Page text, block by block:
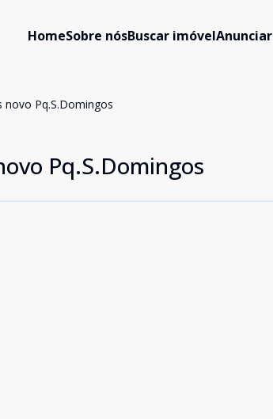
HomeSobre nósBuscar imóvel
Pq.S.Domingos
Pq.S.Domingos